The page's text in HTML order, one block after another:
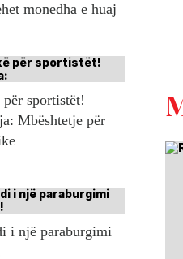
monedha e huaj
sportistët!
Mbështetje për
i një paraburgimi